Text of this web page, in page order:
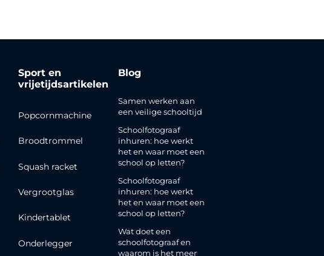
Sport en
vrijetijdsartikelen
Popcornmachine
Broodtrommel
Squash racket
Vergrootglas
Kindertablet
Onderlegger
Blog
Samen werken aan
een veilige schooltijd
Schoolfotograaf
inhuren: hoe werkt
het en waar moet een
school op letten?
Schoolfotograaf
inhuren: hoe werkt
het en waar moet een
school op letten?
Wat doet een
schoolfotograaf en
waarom is het meer